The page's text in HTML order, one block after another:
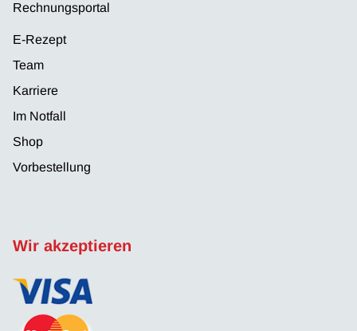
Rechnungsportal
E-Rezept
Team
Karriere
Im Notfall
Shop
Vorbestellung
Wir akzeptieren